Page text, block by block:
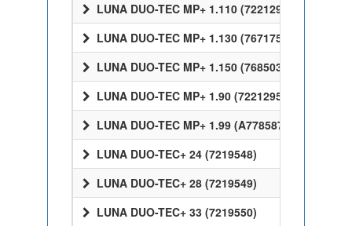
LUNA DUO-TEC MP+ 1.110 (7221296)
LUNA DUO-TEC MP+ 1.130 (7671757)
LUNA DUO-TEC MP+ 1.150 (7685036)
LUNA DUO-TEC MP+ 1.90 (7221295)
LUNA DUO-TEC MP+ 1.99 (A7785873)
LUNA DUO-TEC+ 24 (7219548)
LUNA DUO-TEC+ 28 (7219549)
LUNA DUO-TEC+ 33 (7219550)